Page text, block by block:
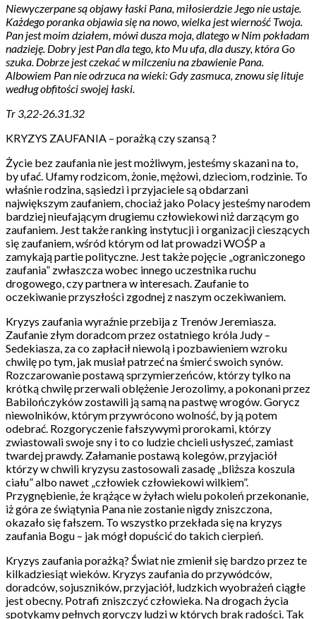
Niewyczerpane są objawy łaski Pana, miłosierdzie Jego nie ustaje.
Każdego poranka objawia się na nowo, wielka jest wierność Twoja.
Pan jest moim działem, mówi dusza moja, dlatego w Nim pokładam
nadzieję. Dobry jest Pan dla tego, kto Mu ufa, dla duszy, która Go
szuka. Dobrze jest czekać w milczeniu na zbawienie Pana.
Albowiem Pan nie odrzuca na wieki: Gdy zasmuca, znowu się lituje
według obfitości swojej łaski.
Tr 3,22-26.31.32
KRYZYS ZAUFANIA – porażką czy szansą ?
Życie bez zaufania nie jest możliwym, jesteśmy skazani na to,
by ufać. Ufamy rodzicom, żonie, mężowi, dzieciom, rodzinie. To
właśnie rodzina, sąsiedzi i przyjaciele są obdarzani
największym zaufaniem, chociaż jako Polacy jesteśmy narodem
bardziej nieufającym drugiemu człowiekowi niż darzącym go
zaufaniem. Jest także ranking instytucji i organizacji cieszących
się zaufaniem, wśród którym od lat prowadzi WOŚP a
zamykają partie polityczne. Jest także pojęcie „ograniczonego
zaufania” zwłaszcza wobec innego uczestnika ruchu
drogowego, czy partnera w interesach. Zaufanie to
oczekiwanie przyszłości zgodnej z naszym oczekiwaniem.
Kryzys zaufania wyraźnie przebija z Trenów Jeremiasza.
Zaufanie złym doradcom przez ostatniego króla Judy –
Sedekiasza, za co zapłacił niewolą i pozbawieniem wzroku
chwilę po tym, jak musiał patrzeć na śmierć swoich synów.
Rozczarowanie postawą sprzymierzeńców, którzy tylko na
krótką chwilę przerwali oblężenie Jerozolimy, a pokonani przez
Babilończyków zostawili ją samą na pastwę wrogów. Gorycz
niewolników, którym przywrócono wolność, by ją potem
odebrać. Rozgoryczenie fałszywymi prorokami, którzy
zwiastowali swoje sny i to co ludzie chcieli usłyszeć, zamiast
twardej prawdy. Załamanie postawą kolegów, przyjaciół
którzy w chwili kryzysu zastosowali zasadę „bliższa koszula
ciału” albo nawet „człowiek człowiekowi wilkiem”.
Przygnębienie, że krążące w żyłach wielu pokoleń przekonanie,
iż góra ze świątynia Pana nie zostanie nigdy zniszczona,
okazało się fałszem. To wszystko przekłada się na kryzys
zaufania Bogu – jak mógł dopuścić do takich cierpień.
Kryzys zaufania porażką? Świat nie zmienił się bardzo przez te
kilkadziesiąt wieków. Kryzys zaufania do przywódców,
doradców, sojuszników, przyjaciół, ludzkich wyobrażeń ciągłe
jest obecny. Potrafi zniszczyć człowieka. Na drogach życia
spotykamy pełnych goryczy ludzi w których brak radości. Tak